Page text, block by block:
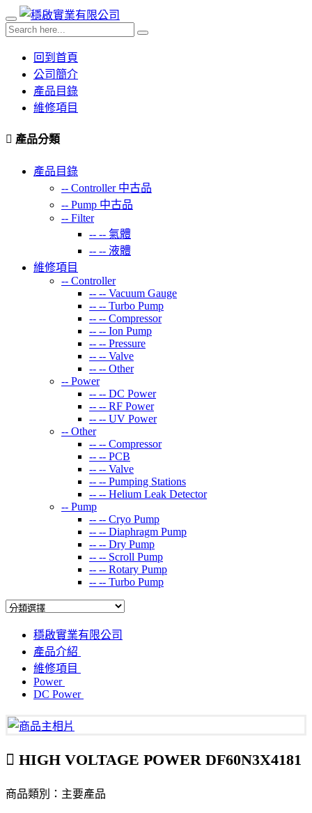
回到首頁
公司簡介
產品目錄
維修項目
產品分類
產品目錄
-- Controller 中古品
-- Pump 中古品
-- Filter
-- -- 氣體
-- -- 液體
維修項目
-- Controller
-- -- Vacuum Gauge
-- -- Turbo Pump
-- -- Compressor
-- -- Ion Pump
-- -- Pressure
-- -- Valve
-- -- Other
-- Power
-- -- DC Power
-- -- RF Power
-- -- UV Power
-- Other
-- -- Compressor
-- -- PCB
-- -- Valve
-- -- Pumping Stations
-- -- Helium Leak Detector
-- Pump
-- -- Cryo Pump
-- -- Diaphragm Pump
-- -- Dry Pump
-- -- Scroll Pump
-- -- Rotary Pump
-- -- Turbo Pump
穩啟實業有限公司
產品介紹
維修項目
Power
DC Power
HIGH VOLTAGE POWER DF60N3X4181
商品類別：主要產品